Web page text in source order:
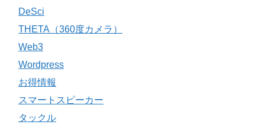
DeSci
THETA（360度カメラ）
Web3
Wordpress
お得情報
スマートスピーカー
タックル